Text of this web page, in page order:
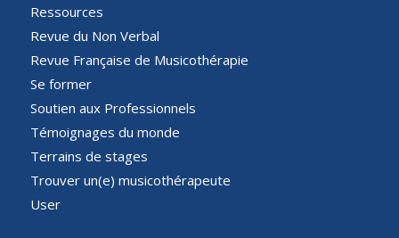
Ressources
Revue du Non Verbal
Revue Française de Musicothérapie
Se former
Soutien aux Professionnels
Témoignages du monde
Terrains de stages
Trouver un(e) musicothérapeute
User